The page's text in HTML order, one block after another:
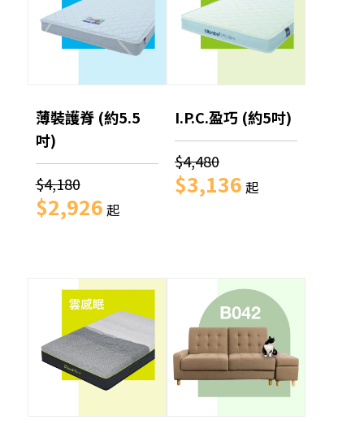
薄裝護脊 (約5.5
吋)
$4,180
$2,926 起
I.P.C.盈巧 (約5吋)
$4,480
$3,136 起